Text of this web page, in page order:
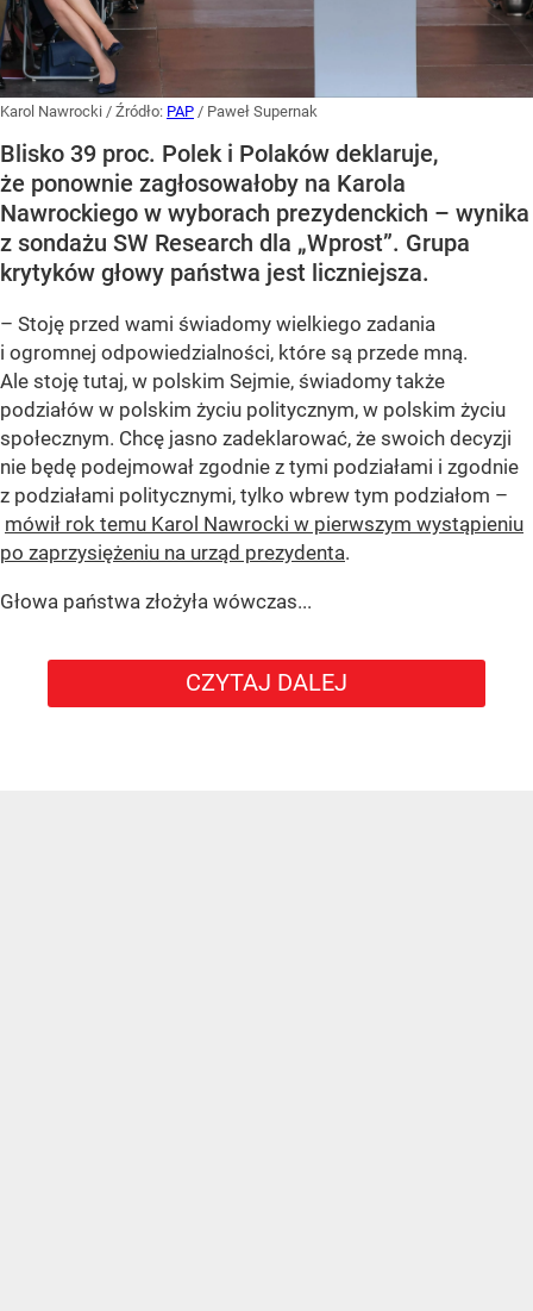
Karol Nawrocki / Źródło: PAP / Paweł Supernak
Blisko 39 proc. Polek i Polaków deklaruje,
że ponownie zagłosowałoby na Karola
Nawrockiego w wyborach prezydenckich – wynika
z sondażu SW Research dla „Wprost”. Grupa
krytyków głowy państwa jest liczniejsza.
– Stoję przed wami świadomy wielkiego zadania
i ogromnej odpowiedzialności, które są przede mną.
Ale stoję tutaj, w polskim Sejmie, świadomy także
podziałów w polskim życiu politycznym, w polskim życiu
społecznym. Chcę jasno zadeklarować, że swoich decyzji
nie będę podejmował zgodnie z tymi podziałami i zgodnie
z podziałami politycznymi, tylko wbrew tym podziałom –
mówił rok temu Karol Nawrocki w pierwszym wystąpieniu
po zaprzysiężeniu na urząd prezydenta.
Głowa państwa złożyła wówczas...
CZYTAJ DALEJ